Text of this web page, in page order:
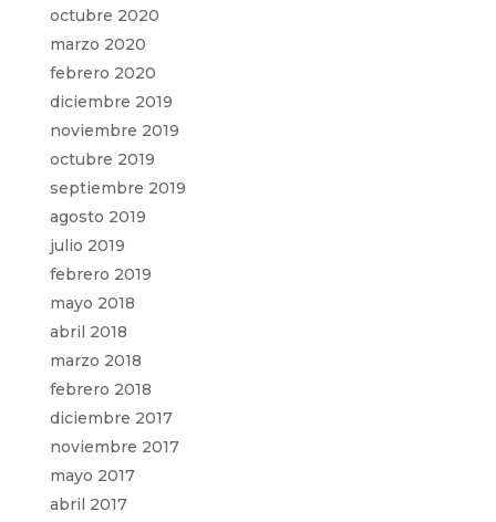
octubre 2020
marzo 2020
febrero 2020
diciembre 2019
noviembre 2019
octubre 2019
septiembre 2019
agosto 2019
julio 2019
febrero 2019
mayo 2018
abril 2018
marzo 2018
febrero 2018
diciembre 2017
noviembre 2017
mayo 2017
abril 2017